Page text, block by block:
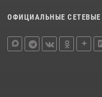
ОФИЦИАЛЬНЫЕ